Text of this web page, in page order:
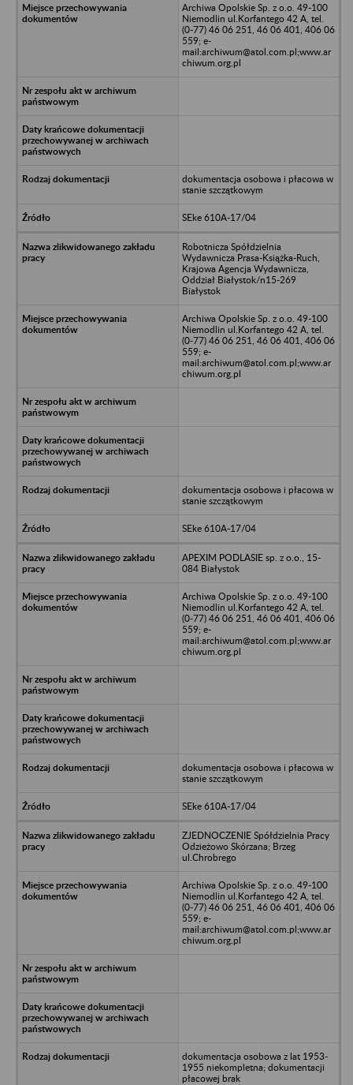
Archiwa Opolskie Sp. z o.o. 49-100
Niemodlin ul.Korfantego 42 A, tel.
(0-77) 46 06 251, 46 06 401, 406 06
559; e-
mail:archiwum@atol.com.pl;www.ar
chiwum.org.pl
dokumentacja osobowa i płacowa w
stanie szczątkowym
SEke 610A-17/04
Robotnicza Spółdzielnia
Wydawnicza Prasa-Książka-Ruch,
Krajowa Agencja Wydawnicza,
Oddział Białystok/n15-269
Białystok
Archiwa Opolskie Sp. z o.o. 49-100
Niemodlin ul.Korfantego 42 A, tel.
(0-77) 46 06 251, 46 06 401, 406 06
559; e-
mail:archiwum@atol.com.pl;www.ar
chiwum.org.pl
dokumentacja osobowa i płacowa w
stanie szczątkowym
SEke 610A-17/04
APEXIM PODLASIE sp. z o.o., 15-
084 Białystok
Archiwa Opolskie Sp. z o.o. 49-100
Niemodlin ul.Korfantego 42 A, tel.
(0-77) 46 06 251, 46 06 401, 406 06
559; e-
mail:archiwum@atol.com.pl;www.ar
chiwum.org.pl
dokumentacja osobowa i płacowa w
stanie szczątkowym
SEke 610A-17/04
ZJEDNOCZENIE Spółdzielnia Pracy
Odzieżowo Skórzana; Brzeg
ul.Chrobrego
Archiwa Opolskie Sp. z o.o. 49-100
Niemodlin ul.Korfantego 42 A, tel.
(0-77) 46 06 251, 46 06 401, 406 06
559; e-
mail:archiwum@atol.com.pl;www.ar
chiwum.org.pl
dokumentacja osobowa z lat 1953-
1955 niekompletna; dokumentacji
płacowej brak